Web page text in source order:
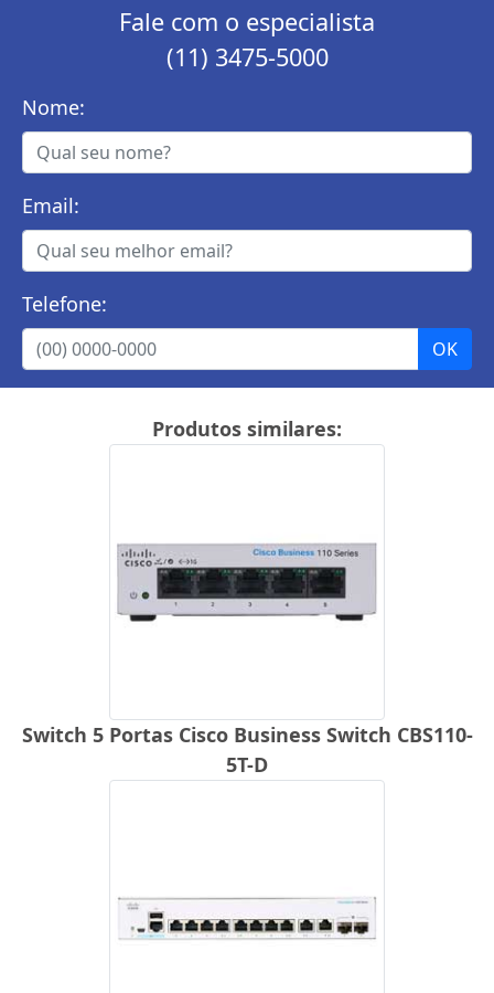
Fale com o especialista
(11) 3475-5000
Nome:
Email:
Telefone:
Produtos similares:
Switch 5 Portas Cisco Business Switch CBS110-
5T-D